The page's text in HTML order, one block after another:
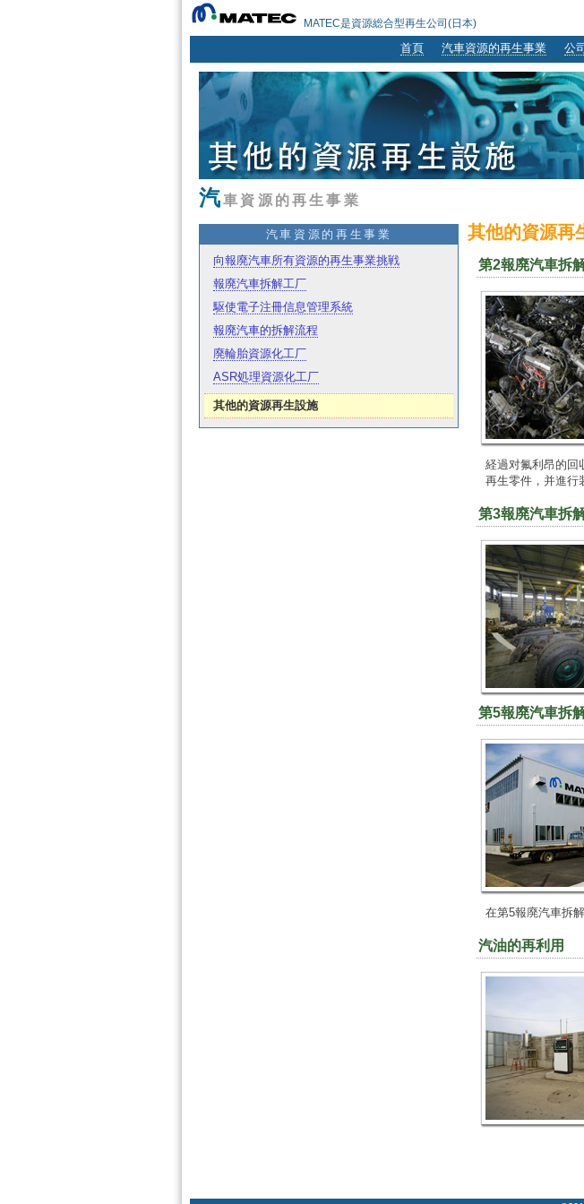
MATEC是資源総合型再生公司(日本)
首頁 汽車資源的再生事業 公
汽車資源的再生事業
汽車資源的再生事業
向報廃汽車所有資源的再生事業挑戦
報廃汽車拆解工厂
駆使電子注冊信息管理系統
報廃汽車的拆解流程
廃輪胎資源化工厂
ASR処理資源化工厂
其他的資源再生設施
其他的資源再
第2報廃汽車拆
経過对氟利昂的回
再生零件，并進行
第3報廃汽車拆
第5報廃汽車拆
在第5報廃汽車拆
汽油的再利用